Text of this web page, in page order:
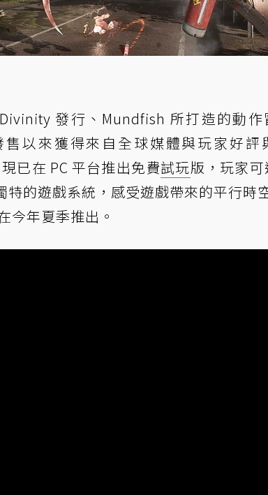
發行、Mundfish 所打造的動
以來獲得來自全球媒體與玩家好評
已在 PC 平台推出免費試玩版，玩家可
特的遊戲系統，感受遊戲帶來的平行時
今年夏季推出。